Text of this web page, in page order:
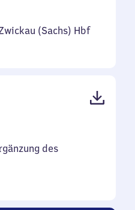
(Sachs) Hbf
des